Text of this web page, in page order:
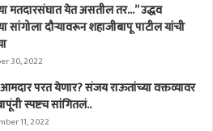
मतदारसंघात येत असतील तर…” उद्धव
सांगोला दौऱ्यावरून शहाजीबापू पाटील यांची
30, 2022
परत येणार? संजय राऊतांच्या वक्तव्यावर
स्पष्टच सांगितलं..
11, 2022